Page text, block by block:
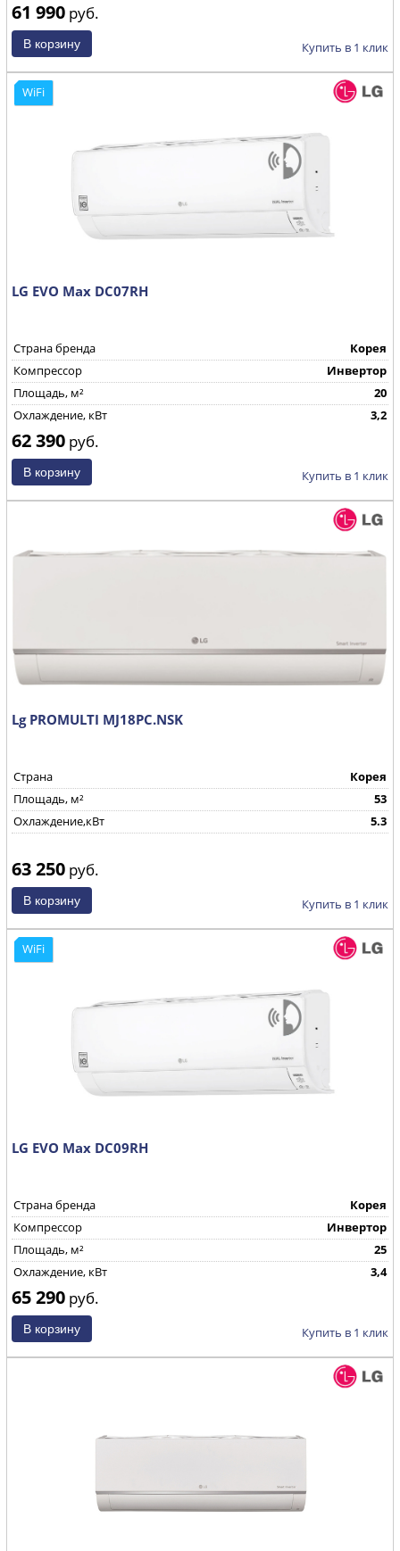
61 990 руб.
Купить в 1 клик
WiFi
LG EVO Max DC07RH
Страна бренда
Корея
Компрессор
Инвертор
Площадь, м²
20
Охлаждение, кВт
3,2
62 390 руб.
Купить в 1 клик
Lg PROMULTI MJ18PC.NSK
Страна
Корея
Площадь, м²
53
Охлаждение,кВт
5.3
63 250 руб.
Купить в 1 клик
WiFi
LG EVO Max DC09RH
Страна бренда
Корея
Компрессор
Инвертор
Площадь, м²
25
Охлаждение, кВт
3,4
65 290 руб.
Купить в 1 клик